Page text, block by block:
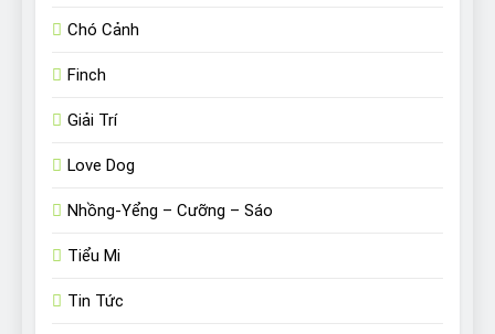
Chó Cảnh
Finch
Giải Trí
Love Dog
Nhồng-Yểng – Cưỡng – Sáo
Tiểu Mi
Tin Tức